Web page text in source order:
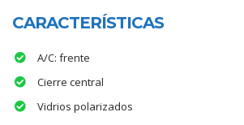
CARACTERÍSTICAS
A/C: frente
Cierre central
Vidrios polarizados